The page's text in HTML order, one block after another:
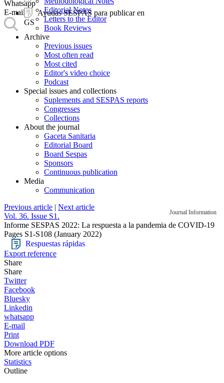
Ayudas SESPAS para publicar en
GS
Whatsapp
E-mail
Editorial Notes
Letters to the Editor
Book Reviews
Archive
Previous issues
Most often read
Most cited
Editor's video choice
Podcast
Special issues and collections
Suplements and SESPAS reports
Congresses
Collections
About the journal
Gaceta Sanitaria
Editorial Board
Board Sespas
Sponsors
Continuous publication
Media
Communication
Journal Information
Previous article | Next article
Vol. 36. Issue S1.
Informe SESPAS 2022: La respuesta a la pandemia de COVID-19
Pages S1-S108 (January 2022)
Respuestas rápidas
Export reference
Share
Share
Twitter
Facebook
Bluesky
Linkedin
whatsapp
E-mail
Print
Download PDF
More article options
Statistics
Outline